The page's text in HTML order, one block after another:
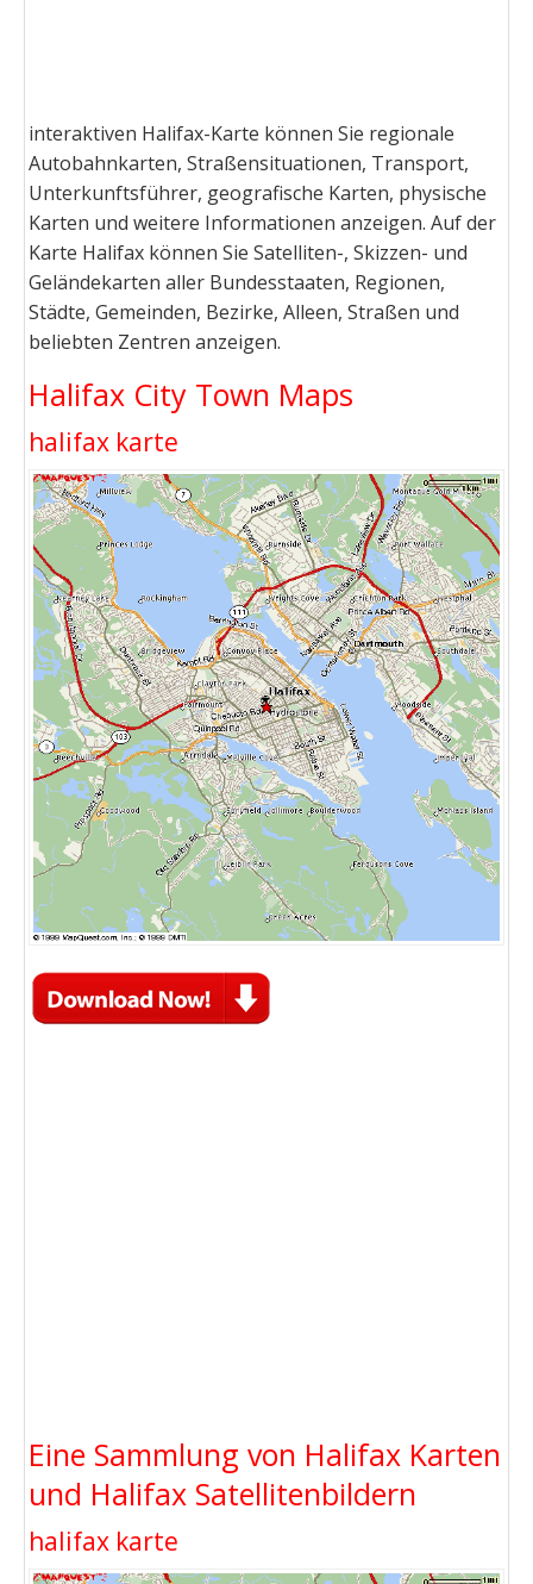
interaktiven Halifax-Karte können Sie regionale
Autobahnkarten, Straßensituationen, Transport,
Unterkunftsführer, geografische Karten, physische
Karten und weitere Informationen anzeigen. Auf der
Karte Halifax können Sie Satelliten-, Skizzen- und
Geländekarten aller Bundesstaaten, Regionen,
Städte, Gemeinden, Bezirke, Alleen, Straßen und
beliebten Zentren anzeigen.
Halifax City Town Maps
halifax karte
Eine Sammlung von Halifax Karten
und Halifax Satellitenbildern
halifax karte